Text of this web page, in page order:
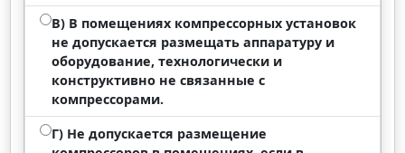
В) В помещениях компрессорных установок
не допускается размещать аппаратуру и
оборудование, технологически и
конструктивно не связанные с
компрессорами.
Г) Не допускается размещение